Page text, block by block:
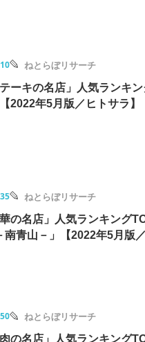
ねとらぼリサーチ
テーキの名店」人気ランキ
2022年5月版／ヒトサラ】
ねとらぼリサーチ
華の名店」人気ランキン
青山－」【2022年5月版／
ねとらぼリサーチ
肉の名店」人気ランキング